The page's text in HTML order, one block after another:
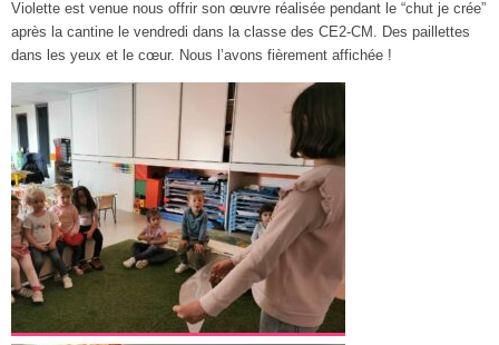
Violette est venue nous offrir son œuvre réalisée pendant le “chut je crée”
après la cantine le vendredi dans la classe des CE2-CM. Des paillettes
dans les yeux et le cœur. Nous l’avons fièrement affichée !